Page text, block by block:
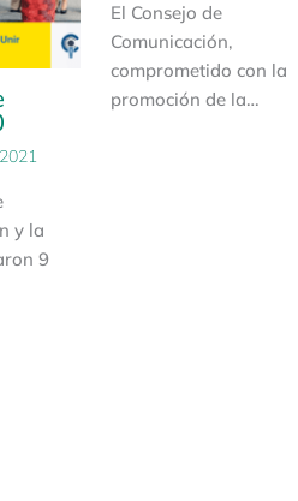
y la
9
El Consejo de
Comunicación,
comprometido con la
promoción de la…